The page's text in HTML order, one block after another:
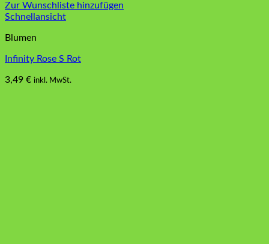
Zur Wunschliste hinzufügen
Schnellansicht
Blumen
Infinity Rose S Rot
3,49 € inkl. MwSt.